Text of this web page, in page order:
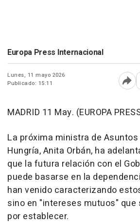
Europa Press Internacional
Lunes, 11 mayo 2026
Publicado: 15:11
MADRID 11 May. (EUROPA
La próxima ministra de
Hungría, Anita Orbán, ha
que la futura relación con el
puede basarse en la
han venido caracterizando
sino en "intereses mutuos"
por establecer.